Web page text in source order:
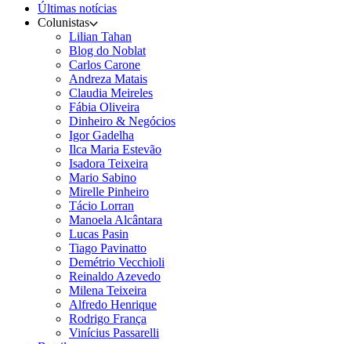
Últimas notícias
Colunistas
Lilian Tahan
Blog do Noblat
Carlos Carone
Andreza Matais
Claudia Meireles
Fábia Oliveira
Dinheiro & Negócios
Igor Gadelha
Ilca Maria Estevão
Isadora Teixeira
Mario Sabino
Mirelle Pinheiro
Tácio Lorran
Manoela Alcântara
Lucas Pasin
Tiago Pavinatto
Demétrio Vecchioli
Reinaldo Azevedo
Milena Teixeira
Alfredo Henrique
Rodrigo França
Vinícius Passarelli